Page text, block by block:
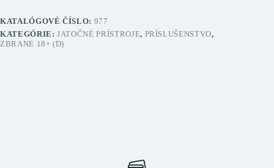
KATALÓGOVÉ ČÍSLO: 977
KATEGÓRIE:JATOČNÉ PRÍSTROJE, PRÍSLUŠENSTVO,
ZBRANE 18+ (D)